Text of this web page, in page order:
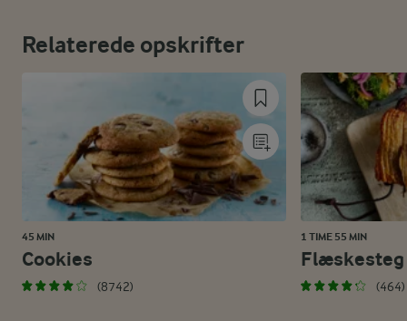
Relaterede opskrifter
45 MIN
Cookies
(8742)
1 TIME 55 MIN
Flæskesteg
(464)